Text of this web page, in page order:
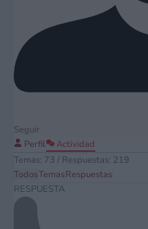
Seguir
Perfil
Actividad
Temas: 73 / Respuestas: 219
TodosTemasRespuestas
RESPUESTA